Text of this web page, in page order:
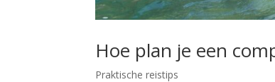
Hoe plan je een
Praktische reistips